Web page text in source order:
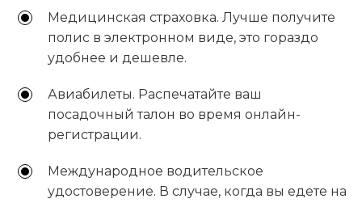
Медицинская страховка. Лучше получите
полис в электронном виде, это гораздо
удобнее и дешевле.
Авиабилеты. Распечатайте ваш
посадочный талон во время онлайн-
регистрации.
Международное водительское
удостоверение. В случае, когда вы едете на